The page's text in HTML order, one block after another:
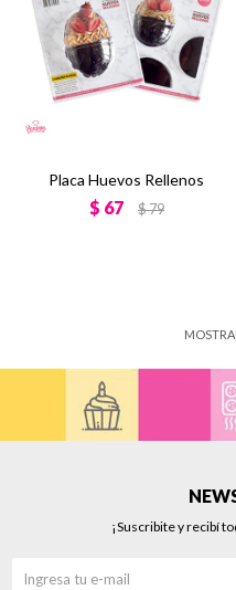
Placa Huevos Rellenos
$ 67 $79
¡Suscribite y recibí